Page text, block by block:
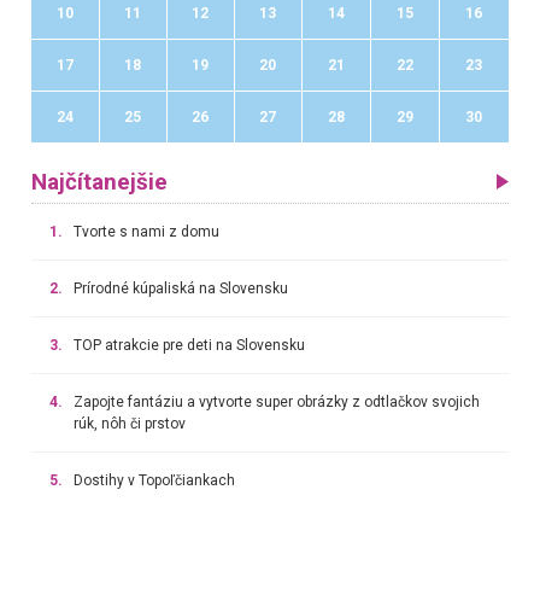
10 11 12 13 14 15 16
17 18 19 20 21 22 23
24 25 26 27 28 29 30
Najčítanejšie
1. Tvorte s nami z domu
2. Prírodné kúpaliská na Slovensku
3. TOP atrakcie pre deti na Slovensku
4.
Zapojte fantáziu a vytvorte super obrázky z odtlačkov svojich
rúk, nôh či prstov
5. Dostihy v Topoľčiankach